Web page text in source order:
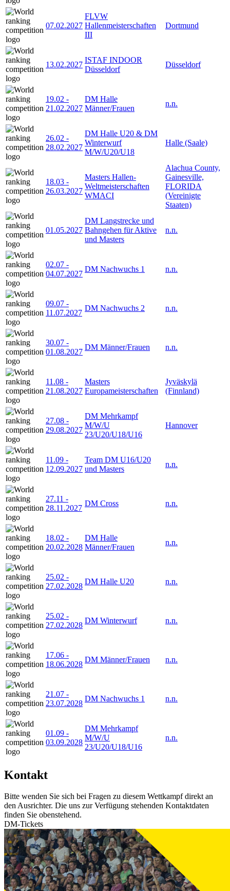
07.02.2027
FLVW
Hallenmeisterschaften
III
Dortmund
13.02.2027
ISTAF INDOOR
Düsseldorf
Düsseldorf
19.02 -
21.02.2027
DM Halle
Männer/Frauen
n.n.
26.02 -
28.02.2027
DM Halle U20 & DM
Winterwurf
M/W/U20/U18
Halle (Saale)
18.03 -
26.03.2027
Masters Hallen-
Weltmeisterschaften
WMACI
Alachua County,
Gainesville,
FLORIDA
(Vereinigte
Staaten)
01.05.2027
DM Langstrecke und
Bahngehen für Aktive
und Masters
n.n.
02.07 -
04.07.2027
DM Nachwuchs 1 n.n.
09.07 -
11.07.2027
DM Nachwuchs 2 n.n.
30.07 -
01.08.2027
DM Männer/Frauen n.n.
11.08 -
21.08.2027
Masters
Europameisterschaften
Jyväskylä
(Finnland)
27.08 -
29.08.2027
DM Mehrkampf
M/W/U
23/U20/U18/U16
Hannover
11.09 -
12.09.2027
Team DM U16/U20
und Masters
n.n.
27.11 -
28.11.2027
DM Cross n.n.
18.02 -
20.02.2028
DM Halle
Männer/Frauen
n.n.
25.02 -
27.02.2028
DM Halle U20 n.n.
25.02 -
27.02.2028
DM Winterwurf n.n.
17.06 -
18.06.2028
DM Männer/Frauen n.n.
21.07 -
23.07.2028
DM Nachwuchs 1 n.n.
01.09 -
03.09.2028
DM Mehrkampf
M/W/U
23/U20/U18/U16
n.n.
Kontakt
Bitte wenden Sie sich bei Fragen zu diesem Wettkampf direkt an
den Ausrichter. Die uns zur Verfügung stehenden Kontaktdaten
finden Sie obenstehend.
DM-Tickets